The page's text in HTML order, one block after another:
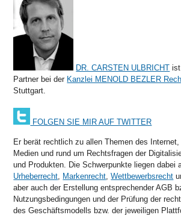
DR. CARSTEN ULBRICHT
Partner bei der Kanzlei MENOLD BEZLER
Stuttgart.
FOLGEN SIE MIR AUF TWITTER
Er berät rechtlich zu allen Themen des
Medien und rund um Rechtsfragen der
und Produkten. Die Schwerpunkte liegen dabei
Urheberrecht, Markenrecht,Wettbewerbsrecht
aber auch der Erstellung entsprechender AGB
Nutzungsbedingungen und der Prüfung der
des Geschäftsmodells bzw. der jeweiligen